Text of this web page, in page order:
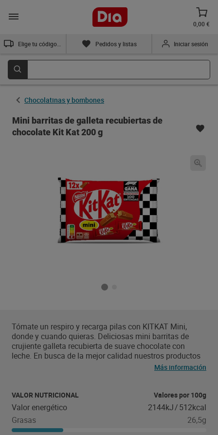
0,00 €
Pedidos y listas Iniciar sesión
Chocolatinas y bombones
Mini barritas de galleta recubiertas de
chocolate Kit Kat 200 g
Tómate un respiro y recarga pilas con KITKAT Mini,
donde y cuando quieras. Deliciosas mini barritas de
crujiente galleta recubierta de suave chocolate con
leche. En busca de la mejor calidad nuestros productos
contienen 100% Cacao de cultivo sostenible
¡Tómate un respiro, toma un KITKAT!
Más información
VALOR NUTRICIONAL Valores por 100g
Valor energético 2144kJ/512kcal
Grasas
26,5g